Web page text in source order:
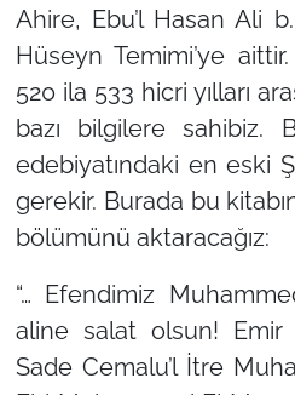
Ahire, Ebu’l Hasan Ali
Hüseyn Temimi’ye
520 ila 533 hicri yılları
bazı bilgilere sahibiz.
edebiyatındaki en eski
gerekir. Burada bu
bölümünü aktaracağız:
“… Efendimiz
aline salat olsun! Emir
Sade Cemalu’l İtre